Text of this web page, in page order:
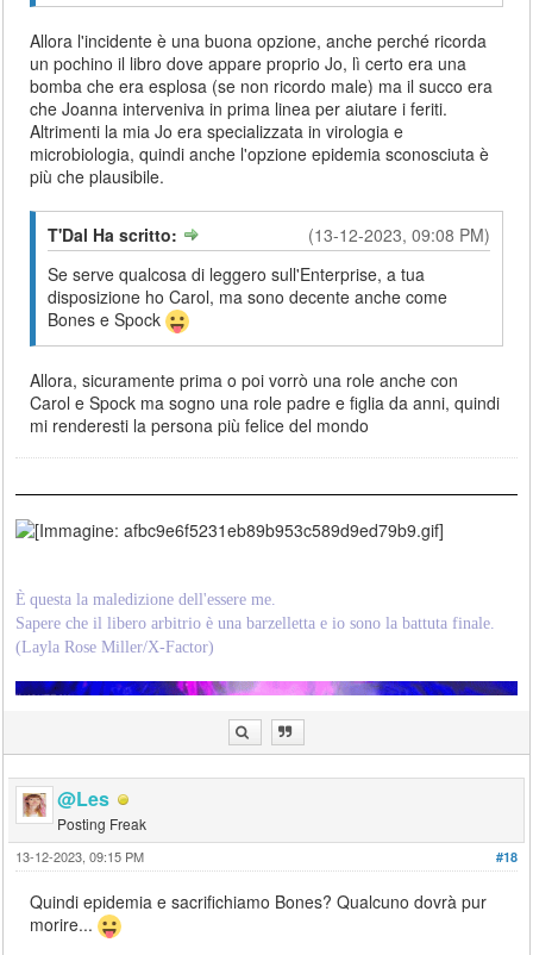
Allora l'incidente è una buona opzione, anche perché ricorda
un pochino il libro dove appare proprio Jo, lì certo era una
bomba che era esplosa (se non ricordo male) ma il succo era
che Joanna interveniva in prima linea per aiutare i feriti.
Altrimenti la mia Jo era specializzata in virologia e
microbiologia, quindi anche l'opzione epidemia sconosciuta è
più che plausibile.
(13-12-2023, 09:08 PM)
T'Dal Ha scritto:
Se serve qualcosa di leggero sull'Enterprise, a tua
disposizione ho Carol, ma sono decente anche come
Bones e Spock
Allora, sicuramente prima o poi vorrò una role anche con
Carol e Spock ma sogno una role padre e figlia da anni, quindi
mi renderesti la persona più felice del mondo
È 'questa la maledizione dell'essere me.
Sapere che il libero arbitrio è una barzelletta e io sono la battuta finale.
(Layla Rose Miller/X-Factor)
@Les
Posting Freak
#18
13-12-2023, 09:15 PM
Quindi epidemia e sacrifichiamo Bones? Qualcuno dovrà pur
morire...